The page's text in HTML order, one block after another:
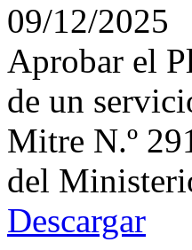
09/12/2025
Aprobar el
de un
Mitre N.º
del
Descargar